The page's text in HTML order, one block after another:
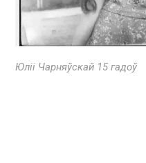
Юліі Чарняўскай 15 гадоў